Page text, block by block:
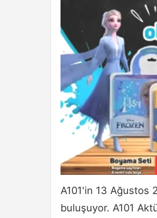
A101'in 13 Ağustos
buluşuyor. A101